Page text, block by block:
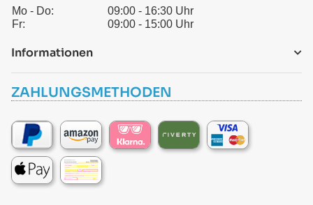
Mo - Do:
09:00 - 16:30 Uhr
Fr:
09:00 - 15:00 Uhr
Informationen
ZAHLUNGSMETHODEN